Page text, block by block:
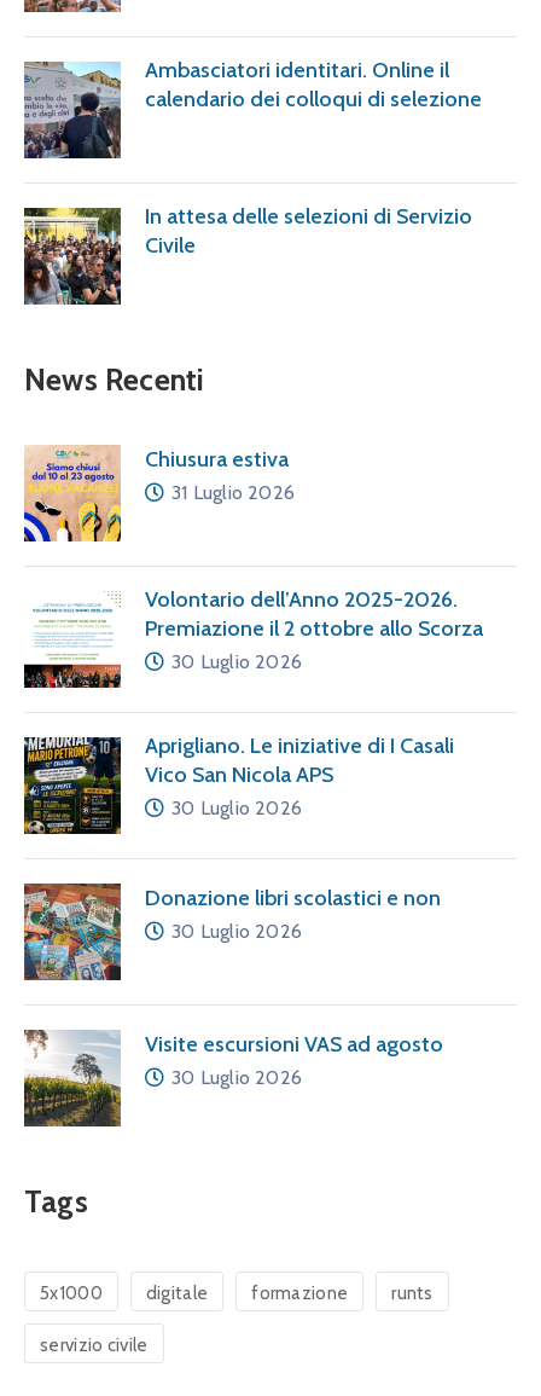
Ambasciatori identitari. Online il
calendario dei colloqui di selezione
In attesa delle selezioni di Servizio
Civile
News Recenti
Chiusura estiva
31 Luglio 2026
Volontario dell’Anno 2025-2026.
Premiazione il 2 ottobre allo Scorza
30 Luglio 2026
Aprigliano. Le iniziative di I Casali
Vico San Nicola APS
30 Luglio 2026
Donazione libri scolastici e non
30 Luglio 2026
Visite escursioni VAS ad agosto
30 Luglio 2026
Tags
5x1000 digitale formazione runts
servizio civile